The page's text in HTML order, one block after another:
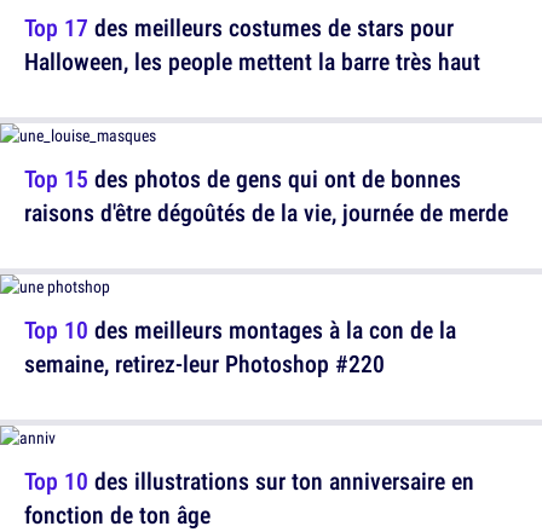
Top 17 des meilleurs costumes de stars pour
Halloween, les people mettent la barre très haut
Top 10 des meilleurs montages à la con de la
semaine, retirez-leur Photoshop #220
Top 15 des photos de gens qui ont de bonnes
raisons d'être dégoûtés de la vie, journée de merde
Top 10 des illustrations sur ton anniversaire en
fonction de ton âge